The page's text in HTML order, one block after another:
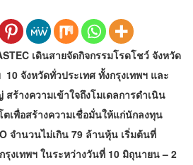
เดินสายจัดกิจกรรมโรดโชว์ จังหวัด
จังหวัดทั่วประเทศ ทั้งกรุงเทพฯ และ
ร้างความเข้าใจถึงโมเดลการดำเนิน
เพื่อสร้างความเชื่อมั่นให้แก่นักลงทุน
จำนวนไม่เกิน 79 ล้านหุ้น เริ่มต้นที่
งเทพฯ ในระหว่างวันที่ 10 มิถุนายน – 2